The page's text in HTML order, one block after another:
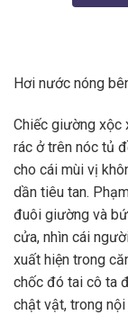
Hơi nước nóng
Chiếc giường xộc
rác ở trên nóc tủ
cho cái mùi vị
dần tiêu tan.
đuôi giường và
cửa, nhìn cái
xuất hiện trong
chốc đó tai cô ta
chật vật, trong